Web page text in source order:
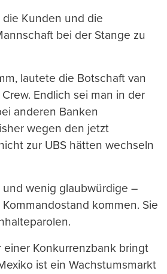
Kunden und die
bei der Stange zu
lautete die Botschaft van
Endlich sei man in der
anderen Banken
wegen den jetzt
zur UBS hätten wechseln
und wenig glaubwürdige –
kommen. Sie
einer Konkurrenzbank bringt
ist ein Wachstumsmarkt